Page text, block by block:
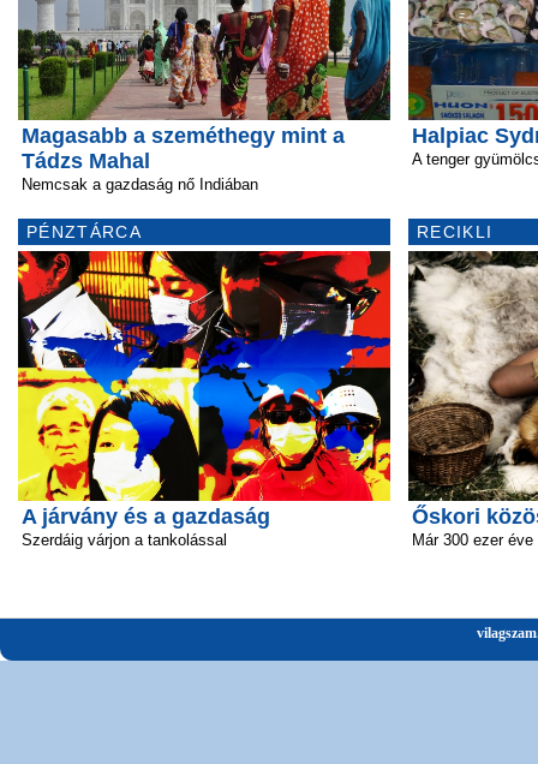
Magasabb a szeméthegy mint a
Tádzs Mahal
Nemcsak a gazdaság nő Indiában
PÉNZTÁRCA
A járvány és a gazdaság
Szerdáig várjon a tankolással
Halpiac
A tenger
RECIKLI
Őskori
Már 300 ezer